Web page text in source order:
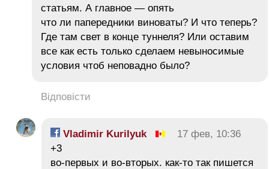
статьям. А главное — опять
что ли папередники виноваты? И что теперь?
Где там свет в конце туннеля? Или оставим
все как есть только сделаем невыносимые
условия чтоб неповадно было?
Відповісти
Vladimir Kurilyuk
17 фев, 10:36
+3
во-первых и во-вторых. как-то так пишется